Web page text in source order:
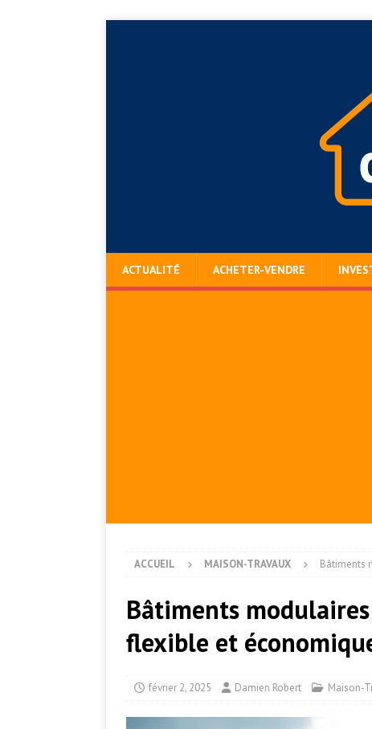
ACTUALITÉ ACHETER-VENDRE
ACCUEIL MAISON-TRAVAUX Bâtiments
Bâtiments
flexible et
février 2, 2025 Damien Robert Maison-